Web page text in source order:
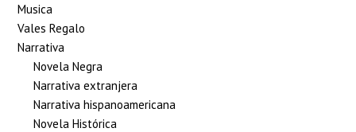
Musica
Vales Regalo
Narrativa
Novela Negra
Narrativa extranjera
Narrativa hispanoamericana
Novela Histórica